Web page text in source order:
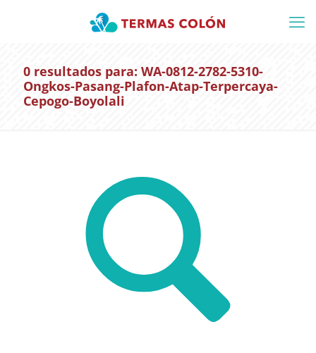
0 resultados para: WA-0812-2782-5310-
Ongkos-Pasang-Plafon-Atap-Terpercaya-
Cepogo-Boyolali